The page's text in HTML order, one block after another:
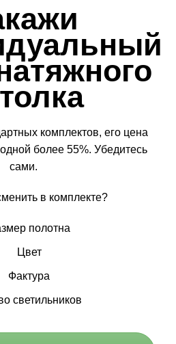
комплектов, его цена
более 55%. Убедитесь
сами.
в комплекте?
полотна
Цвет
Фактура
светильников